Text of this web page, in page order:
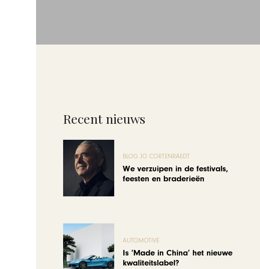
Recent nieuws
BLOG JO CORTENRAEDT
We verzuipen in de festivals,
feesten en braderieën
AUTOMOTIVE
Is ‘Made in China’ het nieuwe
kwaliteitslabel?